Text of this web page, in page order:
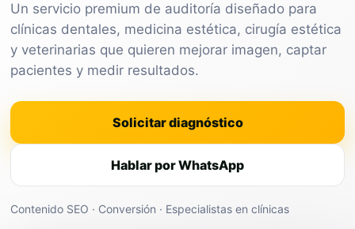
Un servicio premium de auditoría diseñado para
clínicas dentales, medicina estética, cirugía estética
y veterinarias que quieren mejorar imagen, captar
pacientes y medir resultados.
Solicitar diagnóstico
Hablar por WhatsApp
Contenido SEO · Conversión · Especialistas en clínicas